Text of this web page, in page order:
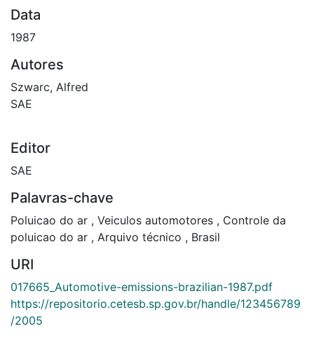
Data
1987
Autores
Szwarc, Alfred
SAE
Editor
SAE
Palavras-chave
Poluicao do ar , Veiculos automotores , Controle da
poluicao do ar , Arquivo técnico , Brasil
URI
017665_Automotive-emissions-brazilian-1987.pdf
https://repositorio.cetesb.sp.gov.br/handle/123456789
/2005